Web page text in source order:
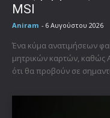
MSI
Aniram - 6 Αυγούστου 2026
Ένα κύμα ανατιμήσεων
μητρικών καρτών, καθώς
ότι θα προβούν σε